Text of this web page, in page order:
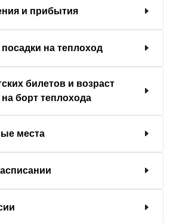
и прибытия
на теплоход
билетов и возраст
борт теплохода
места